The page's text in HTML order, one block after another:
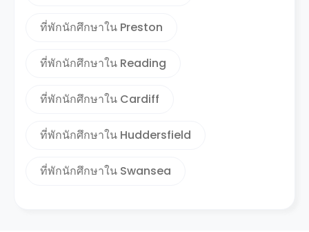
ที่พักนักศึกษาใน Preston
ที่พักนักศึกษาใน Reading
ที่พักนักศึกษาใน Cardiff
ที่พักนักศึกษาใน Huddersfield
ที่พักนักศึกษาใน Swansea